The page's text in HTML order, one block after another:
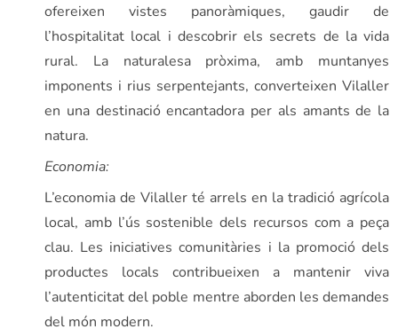
ofereixen vistes panoràmiques, gaudir de
l’hospitalitat local i descobrir els secrets de la vida
rural. La naturalesa pròxima, amb muntanyes
imponents i rius serpentejants, converteixen Vilaller
en una destinació encantadora per als amants de la
natura.
Economia:
L’economia de Vilaller té arrels en la tradició agrícola
local, amb l’ús sostenible dels recursos com a peça
clau. Les iniciatives comunitàries i la promoció dels
productes locals contribueixen a mantenir viva
l’autenticitat del poble mentre aborden les demandes
del món modern.